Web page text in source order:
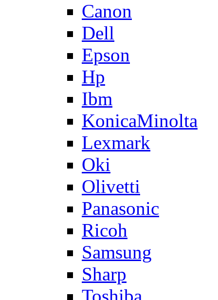
Canon
Dell
Epson
Hp
Ibm
KonicaMinolta
Lexmark
Oki
Olivetti
Panasonic
Ricoh
Samsung
Sharp